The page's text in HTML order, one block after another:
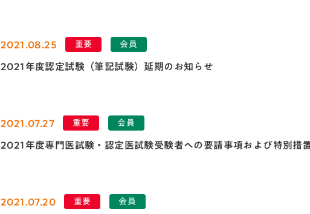
2021.08.25 重要 会員
2021年度認定試験（筆記試験）延期のお知らせ
2021.07.27 重要 会員
2021年度専門医試験・認定医試験受験者への要請事項および特別措
2021.07.20 重要 会員